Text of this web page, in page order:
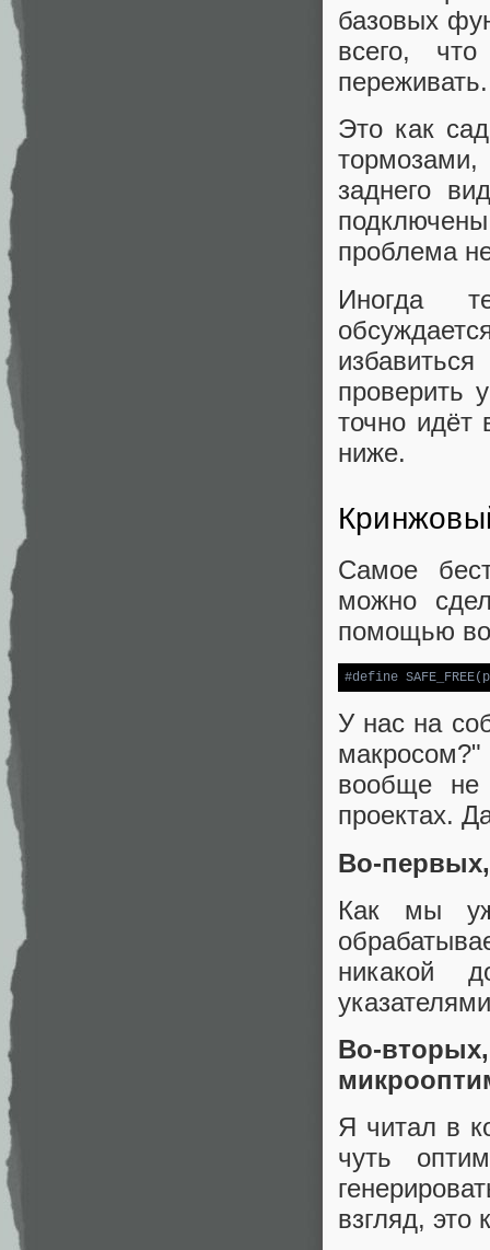
базовых
всего,
переживать.
Это как
заднего
проблема
Иногда
проверить
точно идёт
ниже.
Самое
можно
помощью
#define
У нас на
вообще не
проектах.
Во-
Как мы
никакой
Во-
Я читал в
чуть
взгляд, это